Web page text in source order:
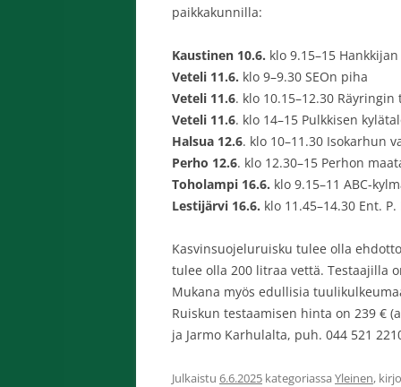
paikkakunnilla:
Kaustinen 10.6. klo 9.15–15
Veteli 11.6. klo 9–9.30 SEOn piha
Veteli 11.6. klo 10.15–12.30
Veteli 11.6. klo 14–15 Pulkkisen
Halsua 12.6. klo 10–11.30 Isokarhun
Perho 12.6. klo 12.30–15 Perhon
Toholampi 16.6. klo 9.15–11 ABC-
Lestijärvi 16.6. klo 11.45–14.30 Ent.
Kasvinsuojeluruisku tulee olla
tulee olla 200 litraa vettä. Testaajilla
Mukana myös edullisia
Ruiskun testaamisen hinta on 239 €
ja Jarmo Karhulalta, puh. 044 521
Julkaistu 6.6.2025 kategoriassa Yleinen,